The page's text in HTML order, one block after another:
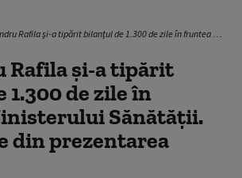
și-a tipărit bilanțul de 1.300 de zile în fruntea Ministerului Sănătății. Ce lipsește din prezentarea oficială
Rafila și-a tipărit
de zile în
Sănătății.
din prezentarea